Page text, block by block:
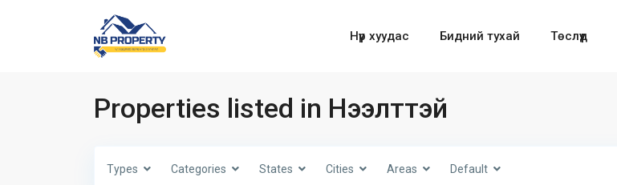
Нүүр хуудас Бидний тухай Төслүүд
Properties listed in Нээлттэй
Types Categories States Cities Areas Default